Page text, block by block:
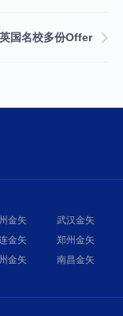
国名校多份Offer
金矢
武汉金矢
金矢
郑州金矢
金矢
南昌金矢